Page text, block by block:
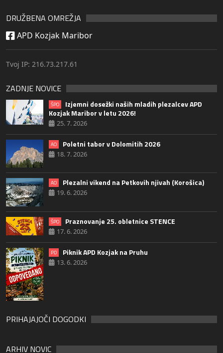
DRUŽBENA OMREŽJA
APD Kozjak Maribor
Tvoj IP: 216.73.217.61
ZADNJE NOVICE
ŠPO
Izjemni dosežki naših mladih plezalcev APD
Kozjak Maribor v letu 2026!
25. 7. 2026
AO Poletni tabor v Dolomitih 2026
18. 7. 2026
AO Plezalni vikend na Petkovih njivah (Korošica)
19. 6. 2026
ŠPO Praznovanje 25. obletnice STENCE
17. 6. 2026
PD Piknik APD Kozjak na Pruhu
13. 6. 2026
PRIHAJAJOČI DOGODKI
ARHIV NOVIC